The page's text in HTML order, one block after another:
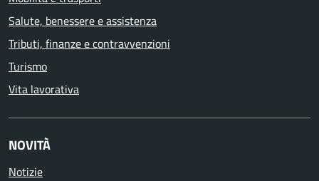
Salute, benessere e assistenza
Tributi, finanze e contravvenzioni
Turismo
Vita lavorativa
NOVITÀ
Notizie